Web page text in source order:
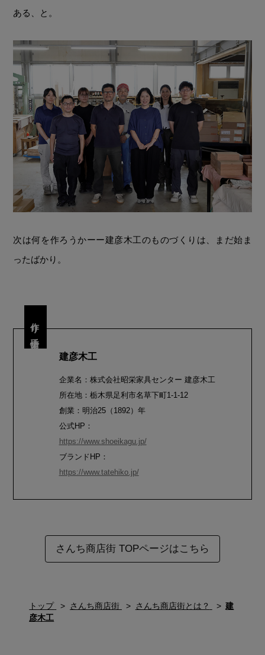
ある、と。
次は何を作ろうかーー建彦木工のものづくりは、まだ始ま
ったばかり。
作り手情報
建彦木工
企業名：株式会社昭栄家具センター 建彦木工
所在地：栃木県足利市名草下町1-1-12
創業：明治25（1892）年
公式HP：
https://www.shoeikagu.jp/
ブランドHP：
https://www.tatehiko.jp/
さんち商店街 TOPページはこちら
トップ さんち商店街 さんち商店街とは？
建
彦木工